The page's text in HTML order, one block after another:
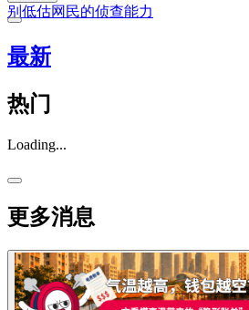
别低估网民的侦查能力
最新
热门
Loading...
更多消息